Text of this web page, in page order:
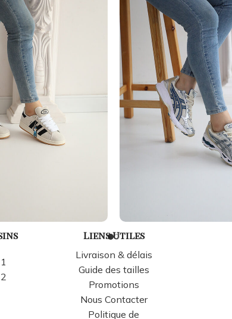
Liens Utiles
Livraison & délais
Guide des tailles
Promotions
Nous Contacter
Politique de